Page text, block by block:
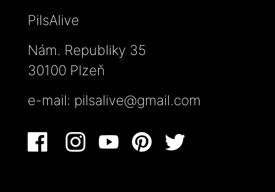
PilsAlive
Nám. Republiky 35
30100 Plzeň
e-mail: pilsalive@gmail.com